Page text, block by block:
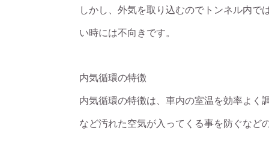
しかし、外気を取り込むのでトンネル内で
い時には不向きです。
内気循環の特徴
内気循環の特徴は、車内の室温を効率よく
など汚れた空気が入ってくる事を防ぐなど